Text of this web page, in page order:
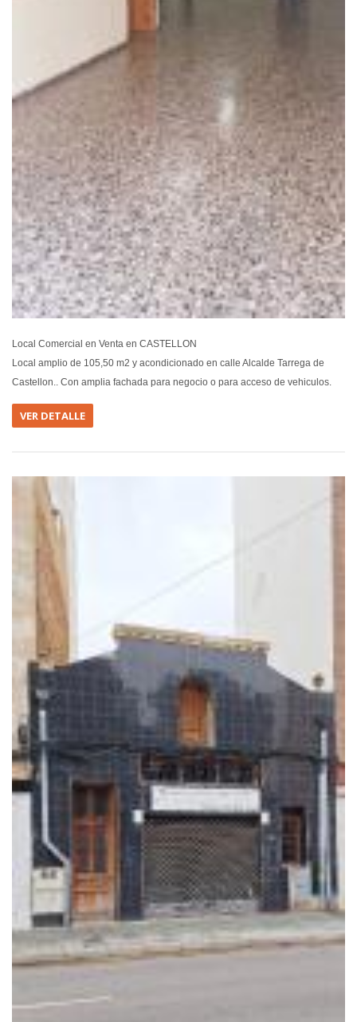
Local Comercial en Venta en CASTELLON
Local amplio de 105,50 m2 y acondicionado en calle Alcalde Tarrega de
Castellon.. Con amplia fachada para negocio o para acceso de vehiculos.
VER DETALLE